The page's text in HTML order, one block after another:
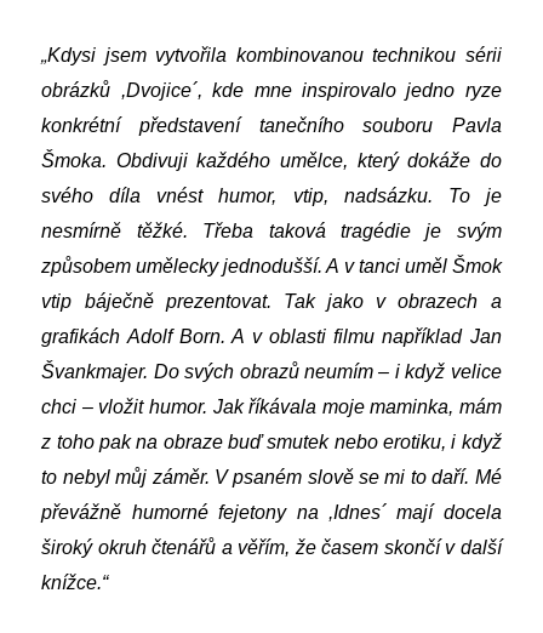
„Kdysi jsem vytvořila kombinovanou technikou sérii
obrázků ,Dvojice´, kde mne inspirovalo jedno ryze
konkrétní představení tanečního souboru Pavla
Šmoka. Obdivuji každého umělce, který dokáže do
svého díla vnést humor, vtip, nadsázku. To je
nesmírně těžké. Třeba taková tragédie je svým
způsobem umělecky jednodušší. A v tanci uměl Šmok
vtip báječně prezentovat. Tak jako v obrazech a
grafikách Adolf Born. A v oblasti filmu například Jan
Švankmajer. Do svých obrazů neumím – i když velice
chci – vložit humor. Jak říkávala moje maminka, mám
z toho pak na obraze buď smutek nebo erotiku, i když
to nebyl můj záměr. V psaném slově se mi to daří. Mé
převážně humorné fejetony na ,Idnes´ mají docela
široký okruh čtenářů a věřím, že časem skončí v další
knížce.“